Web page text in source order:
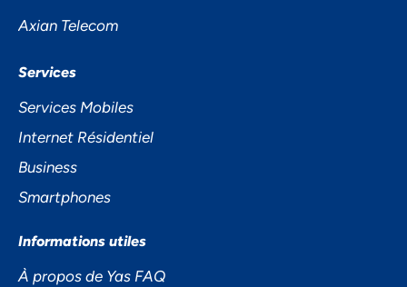
Axian Telecom
Services
Services Mobiles
Internet Résidentiel
Business
Smartphones
Informations utiles
À propos de Yas FAQ